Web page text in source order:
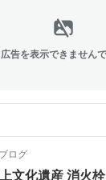
広告を表示できません
ブログ
文化遺産 消火